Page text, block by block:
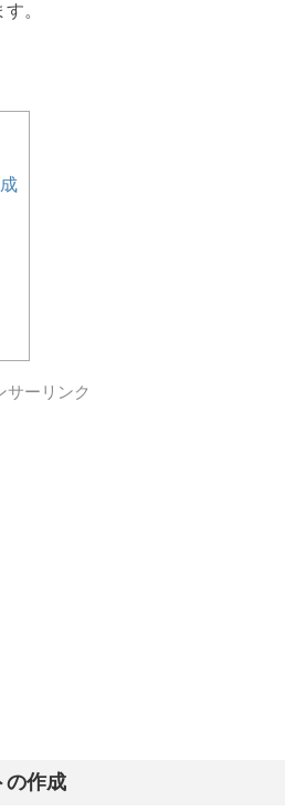
。
サーリンク
の作成